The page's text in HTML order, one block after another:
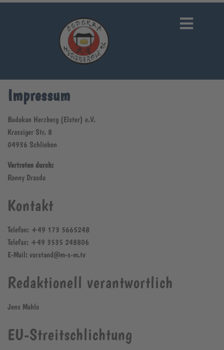
Impressum
Budokan Herzberg (Elster) e.V.
Krassiger Str. 8
04936 Schlieben
Vertreten durch:
Ronny Drasdo
Kontakt
Telefon: +49 173 5665248
Telefax: +49 3535 248806
E-Mail: vorstand@m-s-m.tv
Redaktionell verantwortlich
Jens Mahlo
EU-Streitschlichtung